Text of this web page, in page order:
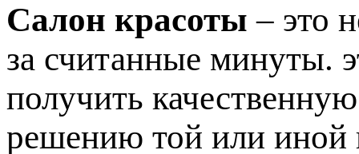
Салон красоты – это
за считанные минуты.
получить
решению той или иной